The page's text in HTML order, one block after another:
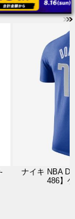
ナイキ NBA
486】